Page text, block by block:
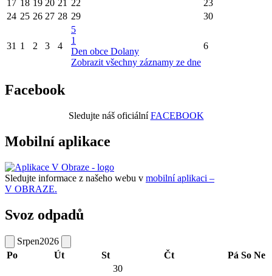
17 18 19 20 21 22
23
24 25 26 27 28 29 30
31 1 2 3 4
5
1
Den obce Dolany
Zobrazit všechny záznamy ze dne
6
Facebook
Sledujte náš oficiálníFACEBOOK
Mobilní aplikace
Sledujte informace z našeho webu v mobilní aplikaci –
V OBRAZE.
Svoz odpadů
Srpen2026
Po
Út St Čt Pá So Ne
30